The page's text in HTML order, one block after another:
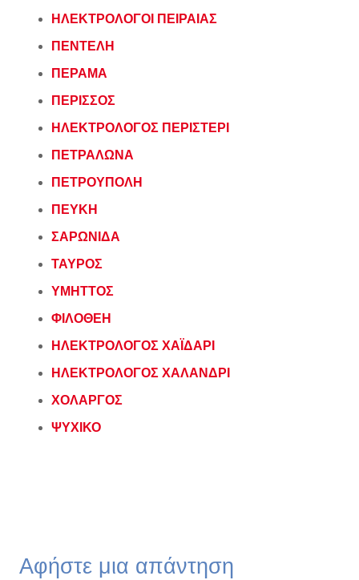
ΗΛΕΚΤΡΟΛΟΓΟΙ ΠΕΙΡΑΙΑΣ
ΠΕΝΤΕΛΗ
ΠΕΡΑΜΑ
ΠΕΡΙΣΣΟΣ
ΗΛΕΚΤΡΟΛΟΓΟΣ ΠΕΡΙΣΤΕΡΙ
ΠΕΤΡΑΛΩΝΑ
ΠΕΤΡΟΥΠΟΛΗ
ΠΕΥΚΗ
ΣΑΡΩΝΙΔΑ
ΤΑΥΡΟΣ
ΥΜΗΤΤΟΣ
ΦΙΛΟΘΕΗ
ΗΛΕΚΤΡΟΛΟΓΟΣ ΧΑΪΔΑΡΙ
ΗΛΕΚΤΡΟΛΟΓΟΣ ΧΑΛΑΝΔΡΙ
ΧΟΛΑΡΓΟΣ
ΨΥΧΙΚΟ
Αφήστε μια απάντηση